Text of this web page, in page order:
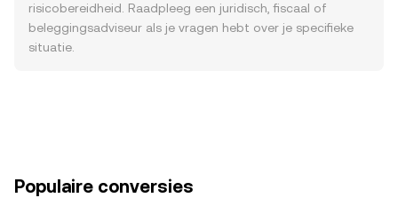
risicobereidheid. Raadpleeg een juridisch, fiscaal of
beleggingsadviseur als je vragen hebt over je specifieke
situatie.
Populaire conversies